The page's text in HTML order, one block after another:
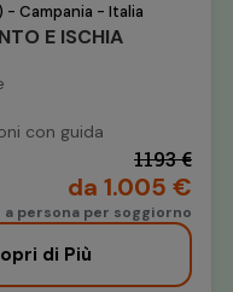
- Campania - Italia
E ISCHIA
con guida
1193 €
da 1.005 €
a persona per soggiorno
di Più